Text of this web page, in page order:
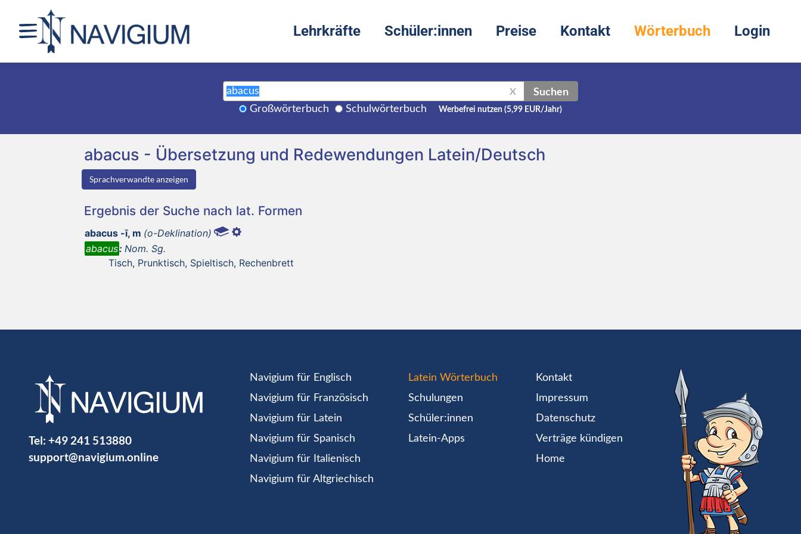
Lehrkräfte Schüler:innen Preise Kontakt Wörterbuch Login
X Suchen
Großwörterbuch Schulwörterbuch Werbefrei nutzen (5,99 EUR/Jahr)
abacus - Übersetzung und Redewendungen Latein/Deutsch
Sprachverwandte anzeigen
Ergebnis der Suche nach lat. Formen
abacus -ī, m (o-Deklination)
abacus: Nom. Sg.
Tisch, Prunktisch, Spieltisch, Rechenbrett
Tel: +49 241 513880
support@navigium.online
Navigium für Englisch
Navigium für Französisch
Navigium für Latein
Navigium für Spanisch
Navigium für Italienisch
Navigium für Altgriechisch
Latein Wörterbuch
Schulungen
Schüler:innen
Latein-Apps
Kontakt
Impressum
Datenschutz
Verträge kündigen
Home